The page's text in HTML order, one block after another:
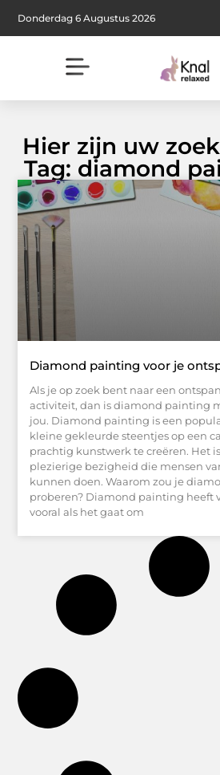
Donderdag 6 Augustus 2026
Hier zijn uw
Tag: diamond
Diamond painting voor je
Als je op zoek bent naar een
activiteit, dan is diamond painting
jou. Diamond painting is een
kleine gekleurde steentjes op een
prachtig kunstwerk te creëren. Het
plezierige bezigheid die mensen
kunnen doen. Waarom zou je
proberen? Diamond painting heeft
vooral als het gaat om